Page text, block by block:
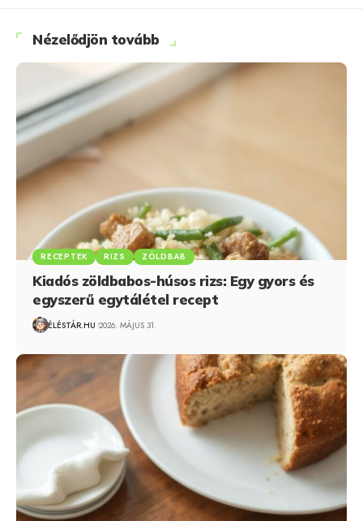
Nézelődjön tovább
RECEPTEK RIZS ZÖLDBAB
Kiadós zöldbabos-húsos rizs: Egy gyors és
egyszerű egytálétel recept
ÉLÉSTÁR.HU 2026. MÁJUS 31.